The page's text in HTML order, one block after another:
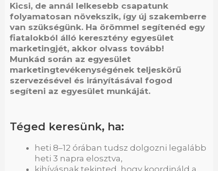
Kicsi, de annál lelkesebb csapatunk
folyamatosan növekszik, így új szakemberre
van szükségünk. Ha örömmel segítenéd egy
fiatalokból álló keresztény egyesület
marketingjét, akkor olvass tovább!
Munkád során az egyesület
marketingtevékenységének teljeskörű
szervezésével és irányításával fogod
segíteni az egyesület munkáját.
Téged keresünk, ha:
heti 8–12 órában tudsz dolgozni legalább
heti 3 napra elosztva,
kihívásnak tekinted, hogy koordináld a